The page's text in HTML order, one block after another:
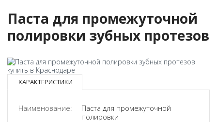
Паста для промежуточной
полировки зубных протезов
ХАРАКТЕРИСТИКИ
Наименование:
Паста для промежуточной
полировки